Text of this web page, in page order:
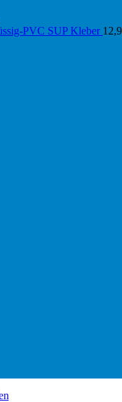
PVC SUP Kleber